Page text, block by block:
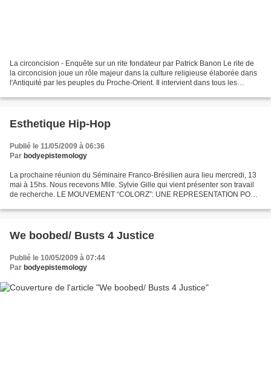
La circoncision - Enquête sur un rite fondateur par Patrick Banon Le rite de
la circoncision joue un rôle majeur dans la culture religieuse élaborée dans
l'Antiquité par les peuples du Proche-Orient. Il intervient dans tous les
Esthetique Hip-Hop
Publié le 11/05/2009 à 06:36
Par bodyepistemology
La prochaine réunion du Séminaire Franco-Brésilien aura lieu mercredi, 13
mai à 15hs. Nous recevons Mlle. Sylvie Gille qui vient présenter son travail
de recherche. LE MOUVEMENT “COLORZ”: UNE REPRESENTATION POST-
We boobed/ Busts 4 Justice
Publié le 10/05/2009 à 07:44
Par bodyepistemology